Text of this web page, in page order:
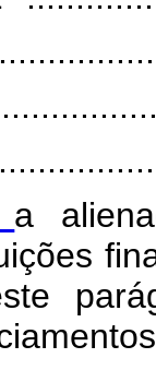
a